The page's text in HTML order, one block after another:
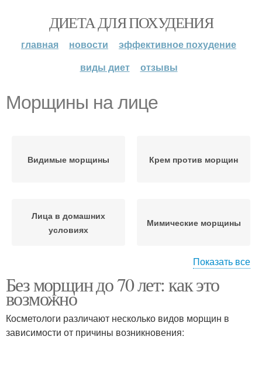
ДИЕТА ДЛЯ ПОХУДЕНИЯ
главная новости
эффективное похудение
виды диет
отзывы
Морщины на лице
Видимые морщины Крем против морщин
Лица в домашних
условиях
Мимические морщины
условиях
морщин
Показать все
Без морщин до 70 лет: как это
возможно
Косметологи различают несколько видов морщин в
зависимости от причины возникновения: